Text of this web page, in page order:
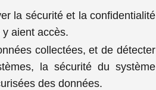
la sécurité et la confidentialité
aient accès.
collectées, et de détecter
la sécurité du système
des données.